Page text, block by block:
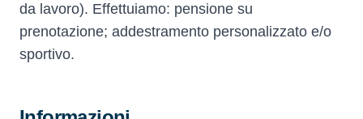
da lavoro). Effettuiamo: pensione su
prenotazione; addestramento personalizzato e/o
sportivo.